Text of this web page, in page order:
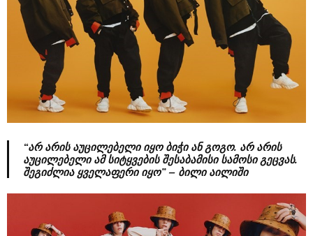
“არ არის აუცილებელი იყო ბიჭი ან გოგო. არ არის
აუცილებელი ამ სიტყვების შესაბამისი სამოსი გეცვას.
შეგიძლია ყველაფერი იყო” – ბილი აილიში